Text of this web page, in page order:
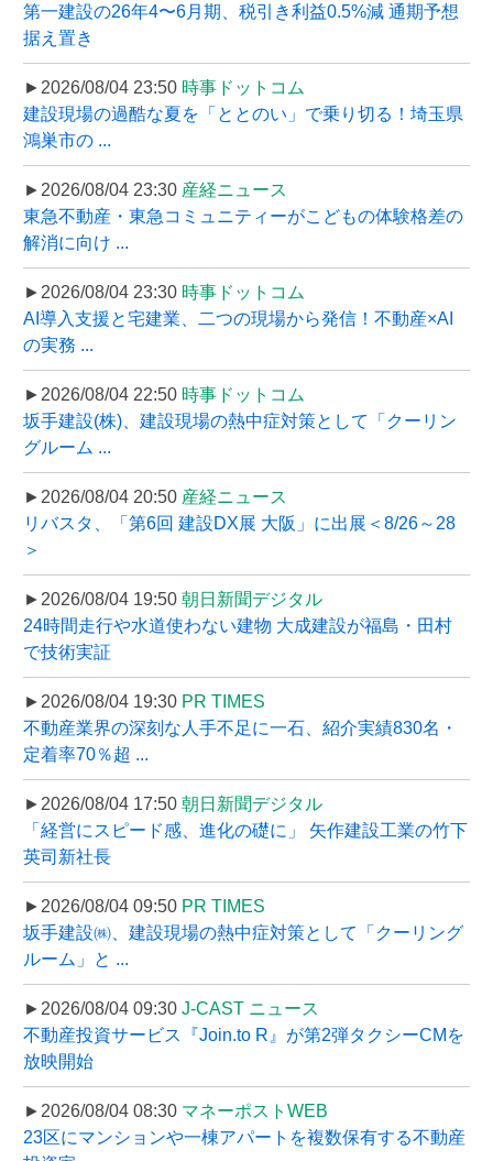
第一建設の26年4〜6月期、税引き利益0.5%減 通期予想
据え置き
►2026/08/04 23:50 時事ドットコム
建設現場の過酷な夏を「ととのい」で乗り切る！埼玉県
鴻巣市の ...
►2026/08/04 23:30 産経ニュース
東急不動産・東急コミュニティーがこどもの体験格差の
解消に向け ...
►2026/08/04 23:30 時事ドットコム
AI導入支援と宅建業、二つの現場から発信！不動産×AI
の実務 ...
►2026/08/04 22:50 時事ドットコム
坂手建設(株)、建設現場の熱中症対策として「クーリン
グルーム ...
►2026/08/04 20:50 産経ニュース
リバスタ、「第6回 建設DX展 大阪」に出展＜8/26～28
＞
►2026/08/04 19:50 朝日新聞デジタル
24時間走行や水道使わない建物 大成建設が福島・田村
で技術実証
►2026/08/04 19:30 PR TIMES
不動産業界の深刻な人手不足に一石、紹介実績830名・
定着率70％超 ...
►2026/08/04 17:50 朝日新聞デジタル
「経営にスピード感、進化の礎に」 矢作建設工業の竹下
英司新社長
►2026/08/04 09:50 PR TIMES
坂手建設㈱、建設現場の熱中症対策として「クーリング
ルーム」と ...
►2026/08/04 09:30 J-CAST ニュース
不動産投資サービス『Join.to R』が第2弾タクシーCMを
放映開始
►2026/08/04 08:30 マネーポストWEB
23区にマンションや一棟アパートを複数保有する不動産